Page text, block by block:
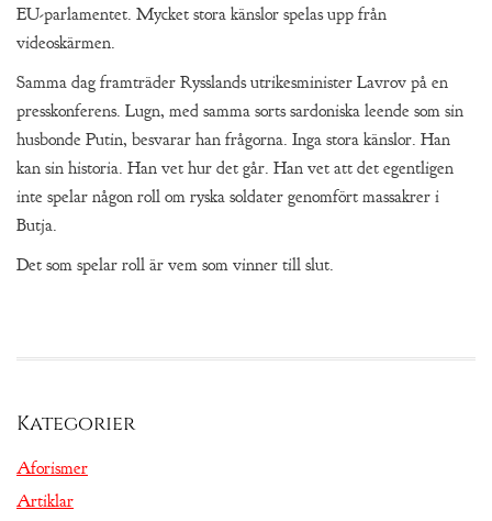
EU-parlamentet. Mycket stora känslor spelas upp från
videoskärmen.
Samma dag framträder Rysslands utrikesminister Lavrov på en
presskonferens. Lugn, med samma sorts sardoniska leende som sin
husbonde Putin, besvarar han frågorna. Inga stora känslor. Han
kan sin historia. Han vet hur det går. Han vet att det egentligen
inte spelar någon roll om ryska soldater genomfört massakrer i
Butja.
Det som spelar roll är vem som vinner till slut.
Kategorier
Aforismer
Artiklar